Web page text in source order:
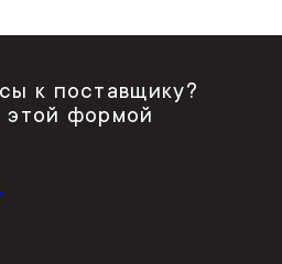
к поставщику?
этой формой